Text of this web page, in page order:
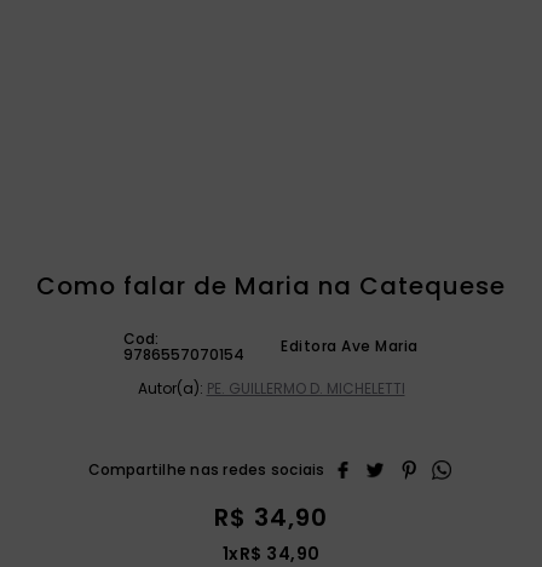
Como falar de Maria na Catequese
Cod:
9786557070154 Editora Ave Maria
Autor(a): PE. GUILLERMO D. MICHELETTI
R$ 34,90
1xR$ 34,90